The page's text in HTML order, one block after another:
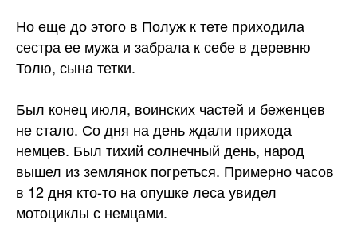
Но еще до этого в Полуж к тете приходила
сестра ее мужа и забрала к себе в деревню
Толю, сына тетки.
Был конец июля, воинских частей и беженцев
не стало. Со дня на день ждали прихода
немцев. Был тихий солнечный день, народ
вышел из землянок погреться. Примерно часов
в 12 дня кто-то на опушке леса увидел
мотоциклы с немцами.